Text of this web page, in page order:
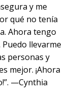
y me
qué no tenía
Ahora tengo
Puedo llevarme
personas y
mejor. ¡Ahora
—Cynthia